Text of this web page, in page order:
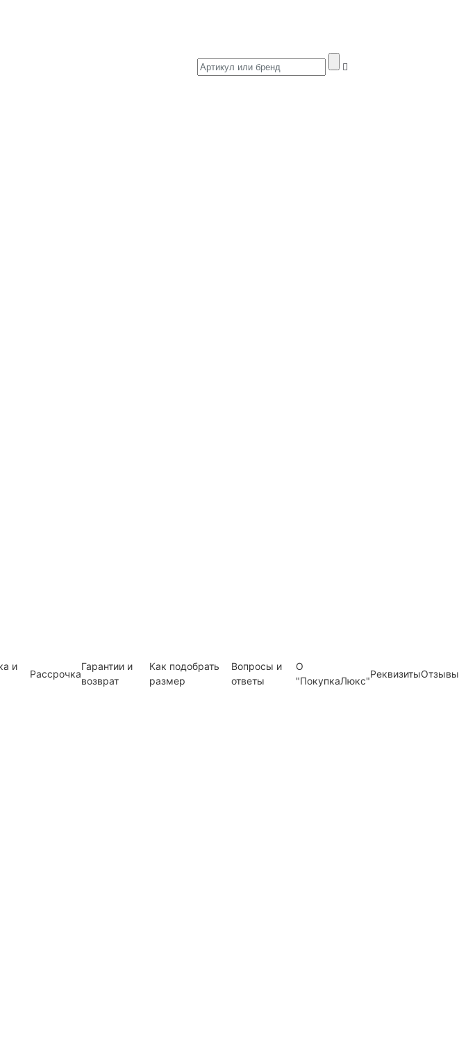
и
Рассрочка
Гарантии и
возврат
Как подобрать
размер
Вопросы и
ответы
О
"ПокупкаЛюкс"
РеквизитыОтзывы